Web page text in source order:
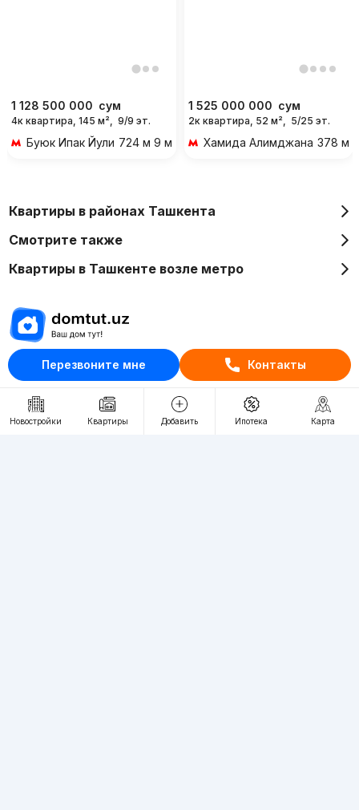
Перезвоните мне Контакты
1 128 500 000 сум
4к квартира, 145 м², 9/9 эт.
Буюк Ипак Йули 724 м 9 мин пешком
1 525 000 000 сум
2к квартира, 52 м², 5/25 эт.
Хамида Алимджана 378 м
Новостройки Квартиры Добавить Ипотека Карта
Квартиры в районах Ташкента
Смотрите также
Квартиры в Ташкенте возле метро
Отдел рекламы
+998 (93) 390-30-10